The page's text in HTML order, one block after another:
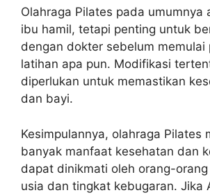
Olahraga Pilates pada umumnya
ibu hamil, tetapi penting untuk
dengan dokter sebelum memulai
latihan apa pun. Modifikasi
diperlukan untuk memastikan
dan bayi.
Kesimpulannya, olahraga Pilates
banyak manfaat kesehatan dan
dapat dinikmati oleh orang-
usia dan tingkat kebugaran. Jika